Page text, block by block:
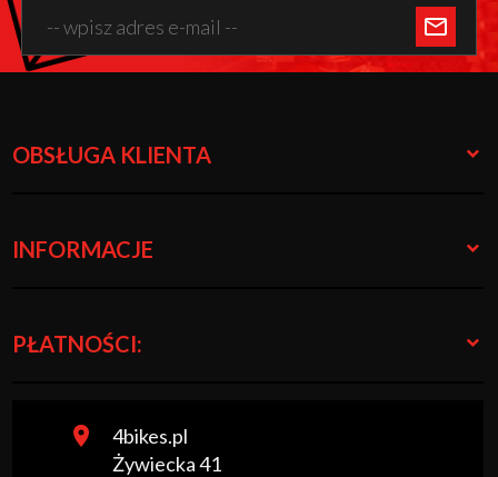
OBSŁUGA KLIENTA
INFORMACJE
PŁATNOŚCI:
4bikes.pl
Żywiecka 41